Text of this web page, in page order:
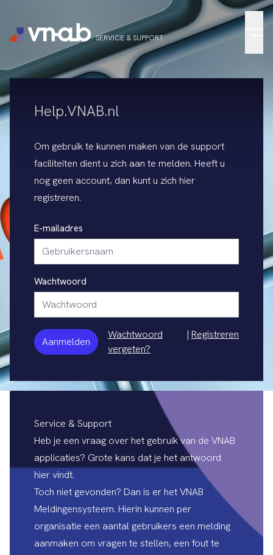
SERVICE & SUPPORT
Help.VNAB.nl
Om gebruik te kunnen maken van de support
faciliteiten dient u zich aan te melden. Heeft u
nog geen account, dan kunt u zich hier
registreren.
E-mailadres
Wachtwoord
Aanmelden
Wachtwoord
vergeten?
| Registreren
Service & Support
Heb je een vraag over het gebruik van de VNAB
applicaties? Grote kans dat je het antwoord
hier vindt.
Toch niet gevonden? Dan is er hetVNAB
Meldingensysteem. Hierin kunnen per
organisatie een aantal gebruikers een melding
aanmaken om vragen te stellen, een fout te